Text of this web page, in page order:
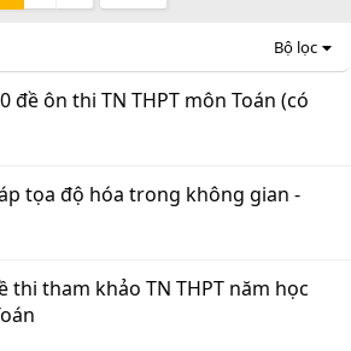
Bộ lọc
đề ôn thi TN THPT môn Toán (có
tọa độ hóa trong không gian -
thi tham khảo TN THPT năm học